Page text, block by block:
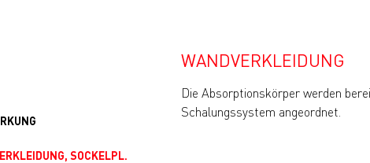
SOCKELPL.
WANDVERKLEIDUNG
Die Absorptionskörper werden
Schalungssystem angeordnet.